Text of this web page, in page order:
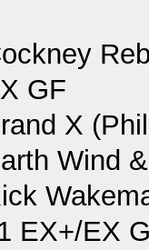
GF
X
Wind
EX+/EX